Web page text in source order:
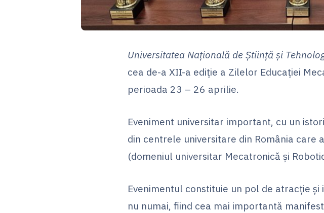
Universitatea Națională de Știință și
cea de-a XII-a ediție a Zilelor Educației
perioada 23 – 26 aprilie.
Eveniment universitar important, cu un
din centrele universitare din România care
(domeniul universitar Mecatronică și
Evenimentul constituie un pol de atracție
nu numai, fiind cea mai importantă